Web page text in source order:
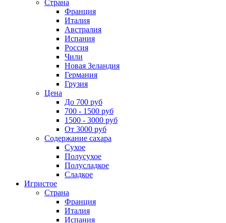
Страна
Франция
Италия
Австралия
Испания
Россия
Чили
Новая Зеландия
Германия
Грузия
Цена
До 700 руб
700 - 1500 руб
1500 - 3000 руб
От 3000 руб
Содержание сахара
Сухое
Полусухое
Полусладкое
Сладкое
Игристое
Страна
Франция
Италия
Испания